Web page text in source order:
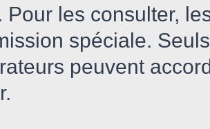
Pour les consulter,
spéciale.
peuvent